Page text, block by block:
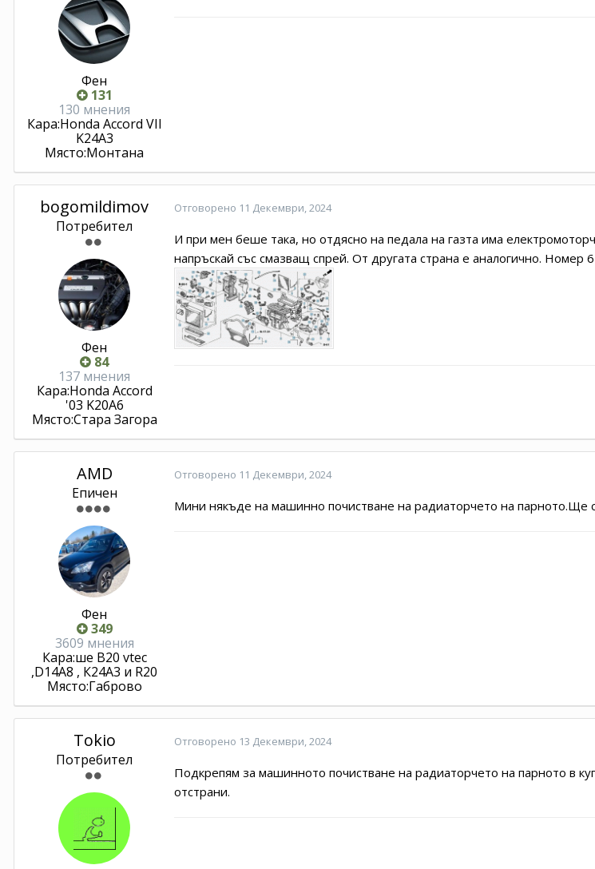
Фен
131
130 мнения
Кара:Honda Accord VII
K24A3
Място:Монтана
bogomildimov
Потребител
Фен
84
137 мнения
Кара:Honda Accord
'03 K20A6
Място:Стара Загора
Отговорено 11 Декември, 2024
И при мен беше така, но отдясно на педала на газта има
напръскай със смазващ спрей. От другата страна е аналогично. Номер
AMD
Епичен
Фен
349
3609 мнения
Кара:ше В20 vtec
,D14A8 , К24А3 и R20
Място:Габрово
Отговорено 11 Декември, 2024
Мини някъде на машинно почистване на радиаторчето на парното.Ще
Tokio
Потребител
Отговорено 13 Декември, 2024
Подкрепям за машинното почистване на радиаторчето на парното в
отстрани.